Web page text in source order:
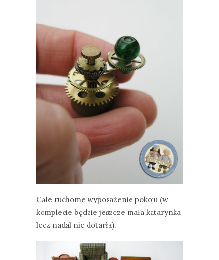
Całe ruchome wyposażenie pokoju (w
komplecie będzie jeszcze mała katarynka
lecz nadal nie dotarła).